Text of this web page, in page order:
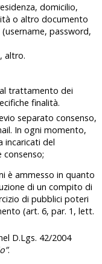
domicilio,
o altro documento
password,
altro.
trattamento dei
finalità.
separato consenso,
In ogni momento,
incaricati del
è ammesso in quanto
di un compito di
di pubblici poteri
(art. 6, par. 1, lett.
D.Lgs. 42/2004
.